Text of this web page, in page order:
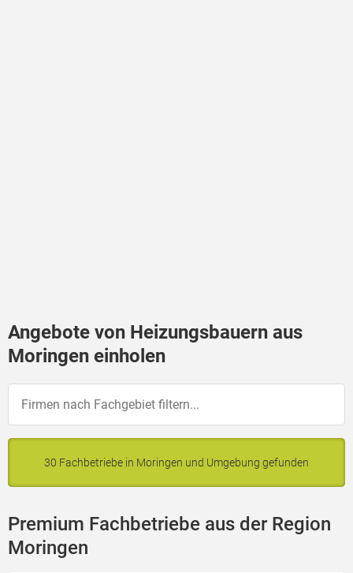
Angebote von Heizungsbauern aus
Moringen einholen
30 Fachbetriebe in Moringen und Umgebung gefunden
Premium Fachbetriebe aus der Region
Moringen